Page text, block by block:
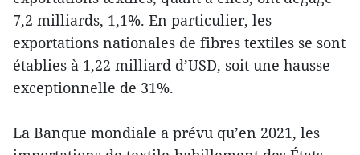
7,2 milliards, 1,1%. En particulier, les
exportations nationales de fibres textiles se sont
établies à 1,22 milliard d’USD, soit une hausse
exceptionnelle de 31%.
La Banque mondiale a prévu qu’en 2021, les